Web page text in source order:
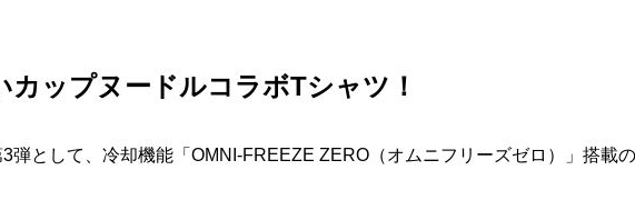
ップヌードルコラボTシャツ！
弾として、冷却機能「OMNI-FREEZE ZERO（オムニフリーズゼロ）」搭載の